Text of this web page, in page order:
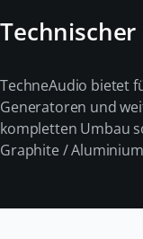
TechneAudio bietet
Generatoren und
kompletten Umbau
Graphite /